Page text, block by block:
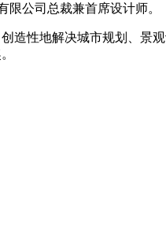
公司总裁兼首席设计师。
性地解决城市规划、景